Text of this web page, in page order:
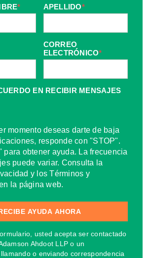
* APELLIDO*
CORREO
ELECTRÓNICO*
EN RECIBIR MENSAJES
momento deseas darte de baja
responde con "STOP".
para obtener ayuda. La frecuencia
puede variar. Consulta la
y los Términos y
la página web.
usted acepta ser contactado
Ahdoot LLP o un
o enviando correspondencia